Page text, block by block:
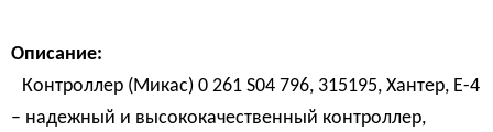
Описание:
Контроллер (Микас) 0 261 S04 796, 315195, Хантер, Е-4
– надежный и высококачественный контроллер,